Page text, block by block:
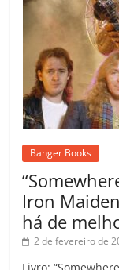
Banger Books
Iron
há de
2 de fevereiro de